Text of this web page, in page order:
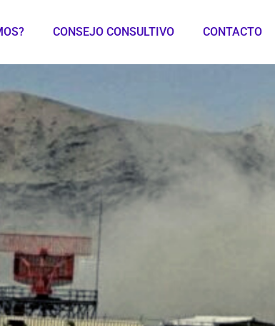
CONSEJO CONSULTIVO CONTACTO